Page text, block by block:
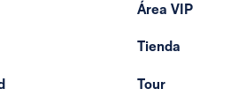
Área VIP
Tienda
Tour